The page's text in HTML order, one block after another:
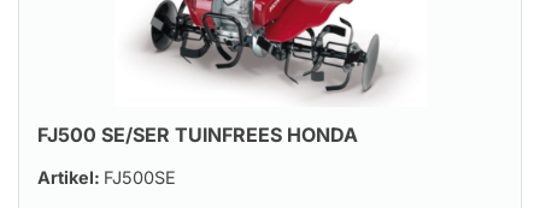
FJ500 SE/SER TUINFREES HONDA
Artikel: FJ500SE